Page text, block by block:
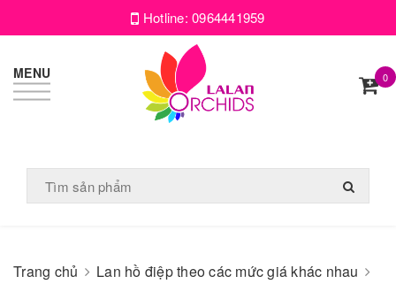
Hotline:0964441959
MENU 0
Trang chủ
Lan hồ điệp theo các mức giá khác nhau